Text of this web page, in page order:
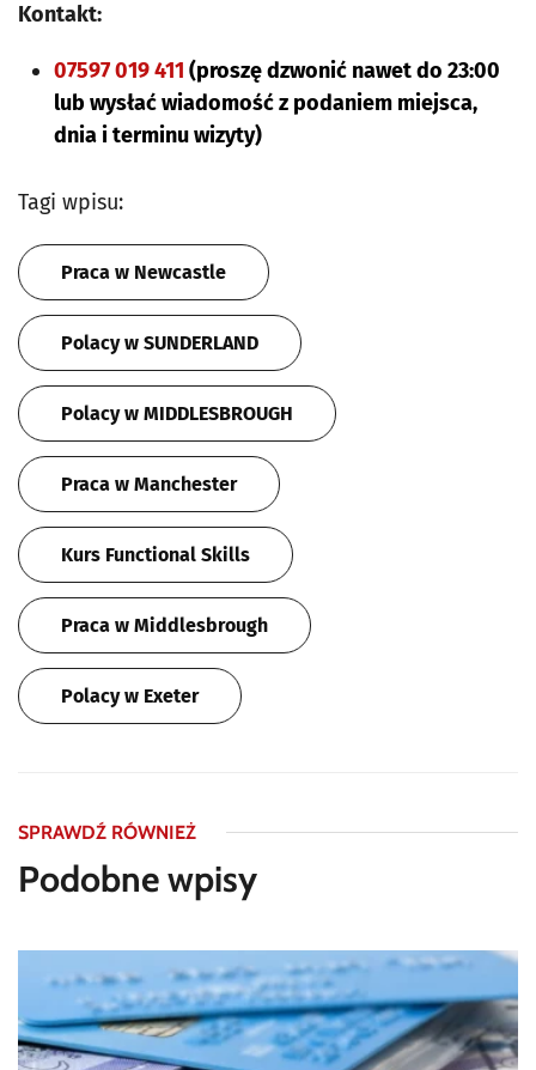
Kontakt:
07597 019 411 (proszę dzwonić nawet do 23:00
lub wysłać wiadomość z podaniem miejsca,
dnia i terminu wizyty)
Tagi wpisu:
Praca w Newcastle
Polacy w SUNDERLAND
Polacy w MIDDLESBROUGH
Praca w Manchester
Kurs Functional Skills
Praca w Middlesbrough
Polacy w Exeter
SPRAWDŹ RÓWNIEŻ
Podobne wpisy